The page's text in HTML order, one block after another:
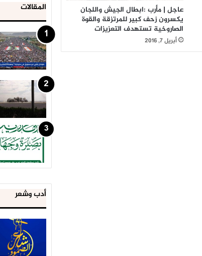
عاجل | مأرب :ابطال الجيش واللجان
يكسرون زحف كبير للمرتزقة والقوة
الصاروخية تستهدف التعزيزات
أبريل 7, 2016
المقالات
أدب وشعر